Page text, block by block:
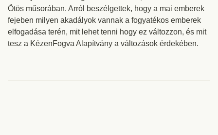
Ötös műsorában. Arról beszélgettek, hogy a mai emberek
fejeben milyen akadályok vannak a fogyatékos emberek
elfogadása terén, mit lehet tenni hogy ez változzon, és mit
tesz a KézenFogva Alapítvány a változások érdekében.